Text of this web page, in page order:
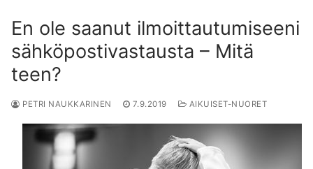
En ole saanut ilmoittautumiseeni
sähköpostivastausta – Mitä
teen?
PETRI NAUKKARINEN 7.9.2019 AIKUISET-NUORET